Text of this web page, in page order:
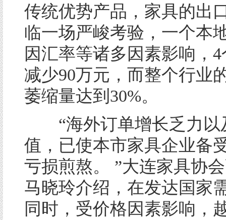
传统优势产品，家具的出
临一场严峻考验，一个本
因汇率等诸多因素影响，
减少90万元，而整个行业
萎缩量达到30%。
“海外订单增长乏力以
值，已使本市家具企业备
亏损煎熬。 ”大连家具协
马晓玲介绍，在发达国家
同时，受价格因素影响，